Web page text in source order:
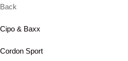
Back
Cipo & Baxx
Cordon Sport